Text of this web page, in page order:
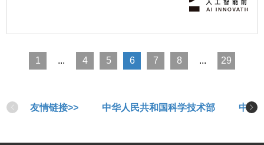
1 ... 4 5 6 7 8 ... 29
友情链接>> 中华人民共和国科学技术部 中华